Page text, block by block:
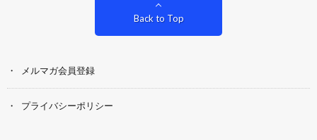
Back to Top
メルマガ会員登録
プライバシーポリシー